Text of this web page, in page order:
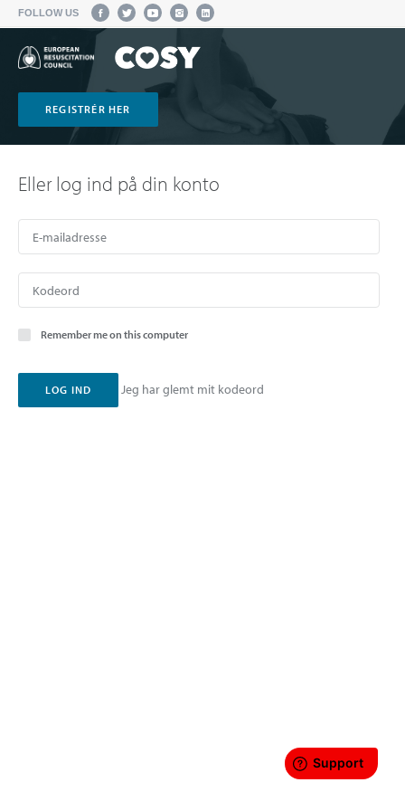
FOLLOW US
REGISTRÉR HER
Eller log ind på din konto
Remember me on this computer
Jeg har glemt mit kodeord